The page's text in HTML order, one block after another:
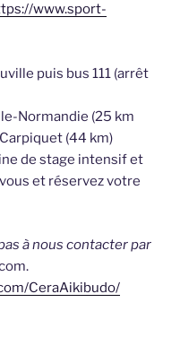
www.sport-
puis bus 111 (arrêt
Normandie (25 km
(44 km)
de stage intensif et
et réservez votre
à nous contacter par
CeraAikibudo/